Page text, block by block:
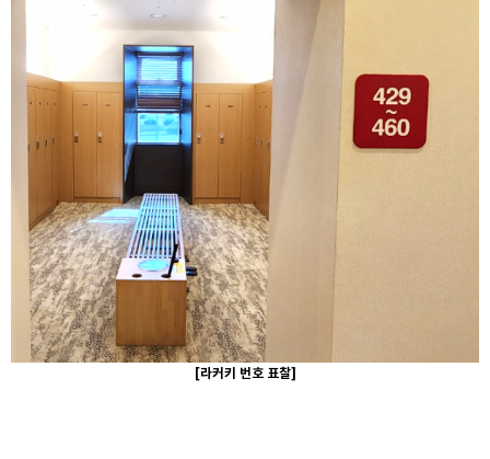
[라커키 번호 표찰]